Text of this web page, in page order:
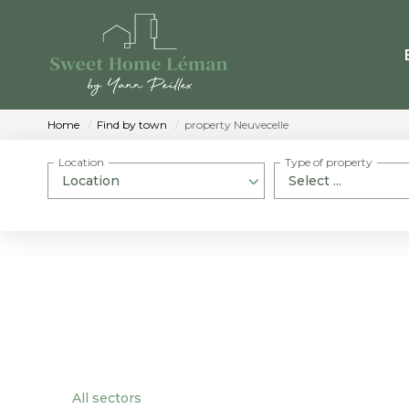
Home Find by town property Neuvecelle
Location
Location
Select ...
Type of property
All sectors